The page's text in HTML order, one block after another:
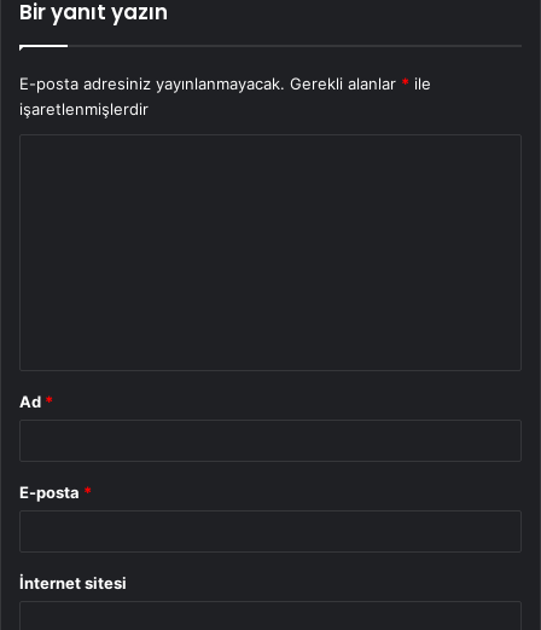
Bir yanıt yazın
E-posta adresiniz yayınlanmayacak. Gerekli alanlar * ile
işaretlenmişlerdir
Ad *
E-posta *
İnternet sitesi